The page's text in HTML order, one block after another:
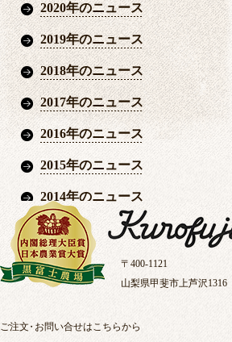
2020年のニュース
2019年のニュース
2018年のニュース
2017年のニュース
2016年のニュース
2015年のニュース
2014年のニュース
〒400-1121
山梨県甲斐市上芦沢1316
ご注文・お問い合せはこちらから